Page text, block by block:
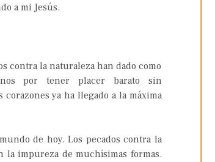
a mi Jesús.
contra la naturaleza han dado como
por tener placer barato sin
ya ha llegado a la máxima
de hoy. Los pecados contra la
la impureza de muchísimas formas.